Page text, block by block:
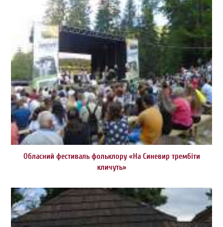
Обласний фестиваль фольклору «На Синевир трембіти
кличуть»